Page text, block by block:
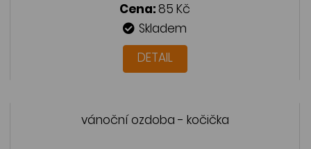
Cena: 85 Kč
Skladem
DETAIL
vánoční ozdoba - kočička